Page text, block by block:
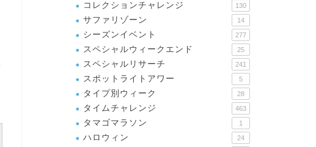
コレクションチャレンジ 130
サファリゾーン 14
シーズンイベント 277
スペシャルウィークエンド 25
スペシャルリサーチ 241
スポットライトアワー 5
タイプ別ウィーク 28
タイムチャレンジ 463
タマゴマラソン 1
ハロウィン 24